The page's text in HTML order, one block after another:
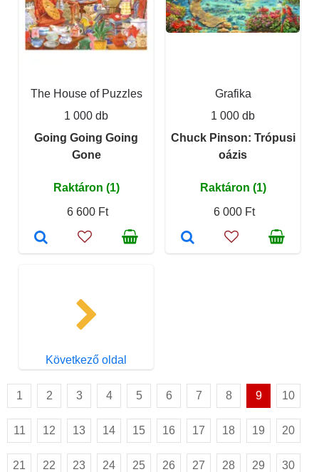
The House of Puzzles
1 000 db
Going Going Going
Gone
Raktáron (1)
6 600 Ft
Grafika
1 000 db
Chuck Pinson: Trópusi
oázis
Raktáron (1)
6 000 Ft
Következő oldal
1 2 3 4 5 6 7 8 9 10
11 12 13 14 15 16 17 18 19 20
21 22 23 24 25 26 27 28 29 30